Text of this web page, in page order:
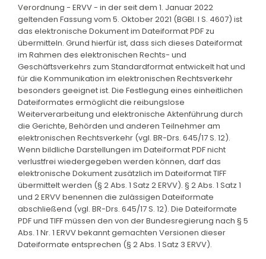
Verordnung - ERVV - in der seit dem 1. Januar 2022
geltenden Fassung vom 5. Oktober 2021 (BGBl. I S. 4607) ist
das elektronische Dokument im Dateiformat PDF zu
übermitteln. Grund hierfür ist, dass sich dieses Dateiformat
im Rahmen des elektronischen Rechts- und
Geschäftsverkehrs zum Standardformat entwickelt hat und
für die Kommunikation im elektronischen Rechtsverkehr
besonders geeignet ist. Die Festlegung eines einheitlichen
Dateiformates ermöglicht die reibungslose
Weiterverarbeitung und elektronische Aktenführung durch
die Gerichte, Behörden und anderen Teilnehmer am
elektronischen Rechtsverkehr (vgl. BR-Drs. 645/17 S. 12).
Wenn bildliche Darstellungen im Dateiformat PDF nicht
verlustfrei wiedergegeben werden können, darf das
elektronische Dokument zusätzlich im Dateiformat TIFF
übermittelt werden (§ 2 Abs. 1 Satz 2 ERVV). § 2 Abs. 1 Satz 1
und 2 ERVV benennen die zulässigen Dateiformate
abschließend (vgl. BR-Drs. 645/17 S. 12). Die Dateiformate
PDF und TIFF müssen den von der Bundesregierung nach § 5
Abs. 1 Nr. 1 ERVV bekannt gemachten Versionen dieser
Dateiformate entsprechen (§ 2 Abs. 1 Satz 3 ERVV).